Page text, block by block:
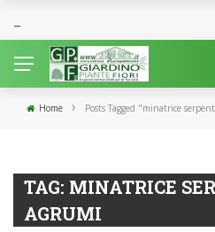
Home › Posts Tagged "minatrice
TAG: MINATRICE
AGRUMI